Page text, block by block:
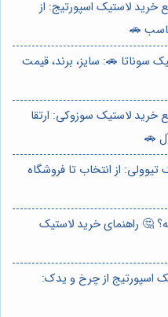
خرید لاستیک اسپورتیج: از
🚗
سوناتا 🚗: سایز، برند، قیمت
خرید لاستیک سوزوکی: ارتقا
🚗
از انتخاب تا فروشگاه
🤔 راهنمای خرید لاستیک
اسپورتیج از چرخ و یدک: